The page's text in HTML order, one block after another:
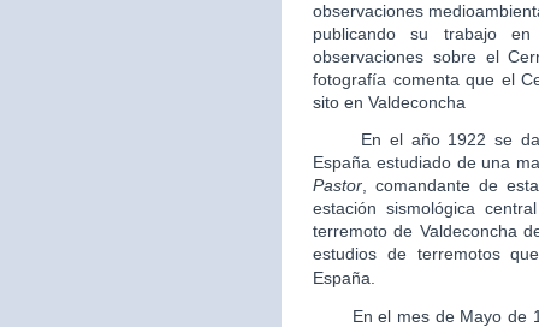
observaciones
publicando su trabajo
observaciones sobre el
fotografía comenta que el
sito en Valdeconcha
En el año 1922 se data
España estudiado de una
Pastor, comandante de
estación sismológica
terremoto de Valdeconcha
estudios de terremotos
España.
En el mes de Mayo de